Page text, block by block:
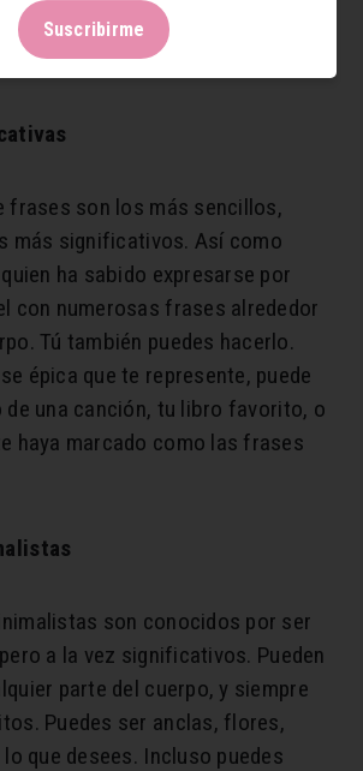
algo para toda la vida, así que
con el que te sientas cómoda y
frases son los más sencillos,
más significativos. Así como
ha sabido expresarse por
con numerosas frases alrededor
Tú también puedes hacerlo.
épica que te represente, puede
de una canción, tu libro favorito, o
haya marcado como las frases
son conocidos por ser
a la vez significativos. Pueden
parte del cuerpo, y siempre
Puedes ser anclas, flores,
que desees. Incluso puedes
Suscribirme